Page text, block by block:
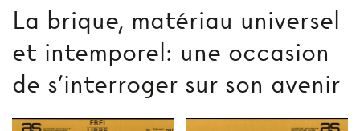
La brique, matériau universel
et intemporel: une occasion
de s'interroger sur son avenir